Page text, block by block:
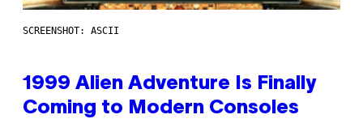
SCREENSHOT: ASCII
1999 Alien Adventure Is Finally
Coming to Modern Consoles